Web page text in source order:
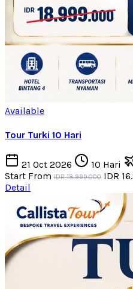
Available
Tour Turki 10 Hari
21 Oct 2026 10 Hari
Start From IDR 18.999.000 IDR
Detail